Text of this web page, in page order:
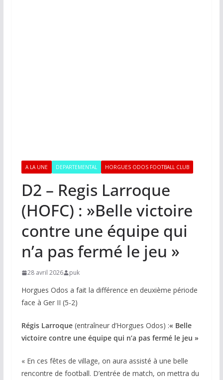
A LA UNE DEPARTEMENTAL HORGUES ODOS FOOTBALL CLUB
D2 – Regis Larroque
(HOFC) : »Belle victoire
contre une équipe qui
n’a pas fermé le jeu »
28 avril 2026 puk
Horgues Odos a fait la différence en deuxième période
face à Ger II (5-2)
Régis Larroque(entraîneur d’Horgues Odos) :« Belle
victoire contre une équipe qui n’a pas fermé le jeu »
« En ces fêtes de village, on aura assisté à une belle
rencontre de football. D’entrée de match, on mettra du